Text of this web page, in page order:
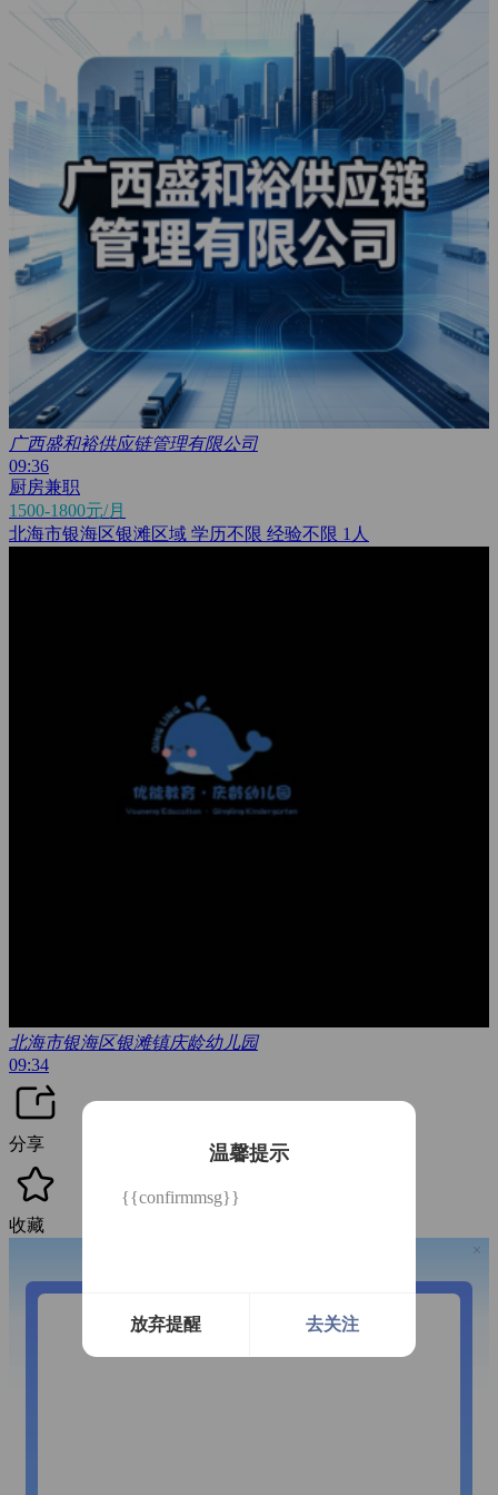
广西盛和裕供应链管理有限公司
09:36
厨房兼职
1500-1800元/月
北海市银海区银滩区域 学历不限 经验不限 1人
北海市银海区银滩镇庆龄幼儿园
09:34
分享
收藏
温馨提示
{{confirmmsg}}
放弃提醒 去关注